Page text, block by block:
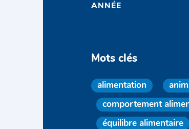
ANNÉE
Mots clés
alimentation
comportement
équilibre alimentaire